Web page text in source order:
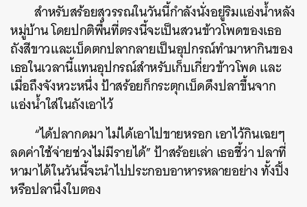
สำหรับสร้อยสุวรรณในวันนี้กำลังนั่งอยู่ริมแอ่งน้ำหลัง
หมู่บ้าน โดยปกติพื้นที่ตรงนี้จะเป็นสวนข้าวโพดของเธอ
ถังสีขาวและเบ็ดตกปลากลายเป็นอุปกรณ์ทำมาหากินของ
เธอในเวลานี้แทนอุปกรณ์สำหรับเก็บเกี่ยวข้าวโพด และ
เมื่อถึงจังหวะหนึ่ง ป้าสร้อยก็กระตุกเบ็ดดึงปลาขึ้นจาก
แอ่งน้ำใส่ในถังเอาไว้
“ได้ปลากดมา ไม่ได้เอาไปขายหรอก เอาไว้กินเฉยๆ
ลดค่าใช้จ่ายช่วงไม่มีรายได้” ป้าสร้อยเล่า เธอชี้ว่า ปลาที่
หามาได้ในวันนี้จะนำไปประกอบอาหารหลายอย่าง ทั้งปิ้ง
หรือปลานึ่งใบตอง